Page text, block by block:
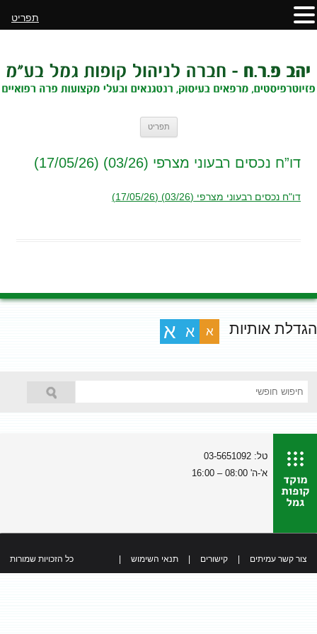
תפריט
דו”ח נכסים רבעוני מצרפי (03/26) (17/05/26)
דו"ח נכסים רבעוני מצרפי (03/26) (17/05/26)
הגדלת אותיות א א א
טל: 03-5651092
א'-ה' 08:00 – 16:00
צור קשר עמיתים קישורים תנאי השימוש כל הזכויות שמורות
תפריט